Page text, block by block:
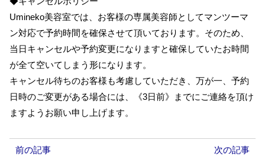
Umineko美容室では、お客様の専属美容師としてマンツーマ
ン対応で予約時間を確保させて頂いております。そのため、
当日キャンセルや予約変更になりますと確保していたお時間
が全て空いてしまう形になります。
キャンセル待ちのお客様も考慮していただき、万が一、予約
日時のご変更がある場合には、《3日前》までにご連絡を頂け
ますようお願い申し上げます。
前の記事 次の記事